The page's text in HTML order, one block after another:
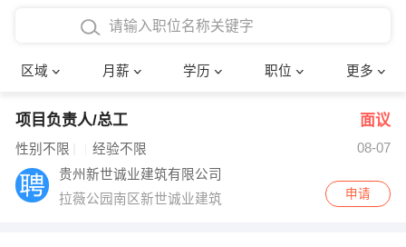
区域 月薪 学历 职位 更多
4000-5000元
8000-12000元
12000-20000元
博士
文员
财务会计
确定
项目负责人/总工 面议
性别不限 经验不限
08-07
贵州新世诚业建筑有限公司
拉薇公园南区新世诚业建筑
申请